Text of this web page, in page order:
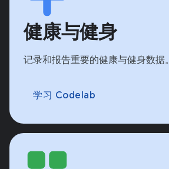
健康与健身
记录和报告重要的健康与健身数据。
学习 Codelab